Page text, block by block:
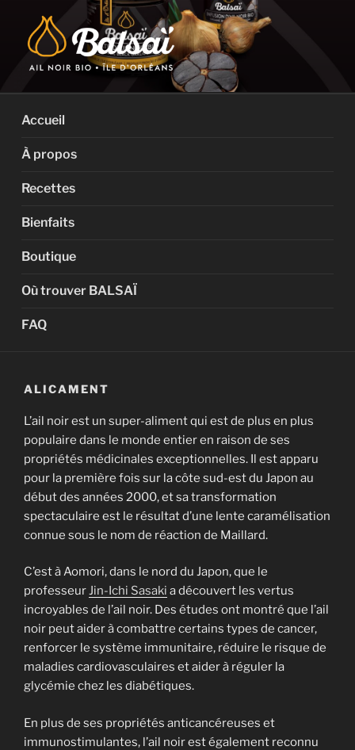
contenu
BALSAÏ BIO
L'authentique Ail Noir certifié BIOLOGIQUE de l'Île d'Orléans
Accueil
À propos
Recettes
Bienfaits
Boutique
Où trouver BALSAÏ
FAQ
ALICAMENT
L’ail noir est un super-aliment qui est de plus en plus
populaire dans le monde entier en raison de ses
propriétés médicinales exceptionnelles. Il est apparu
pour la première fois sur la côte sud-est du Japon au
début des années 2000, et sa transformation
spectaculaire est le résultat d’une lente caramélisation
connue sous le nom de réaction de Maillard.
C’est à Aomori, dans le nord du Japon, que le
professeurJin-Ichi Sasaki a découvert les vertus
incroyables de l’ail noir. Des études ont montré que l’ail
noir peut aider à combattre certains types de cancer,
renforcer le système immunitaire, réduire le risque de
maladies cardiovasculaires et aider à réguler la
glycémie chez les diabétiques.
En plus de ses propriétés anticancéreuses et
immunostimulantes, l’ail noir est également reconnu